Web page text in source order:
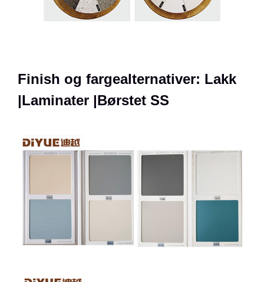
Finish og fargealternativer: Lakk
|Laminater |Børstet SS